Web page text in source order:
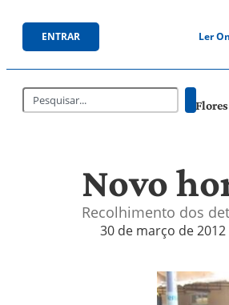
ENTRAR Ler
Novo
Recolhimento dos
30 de março de 2012